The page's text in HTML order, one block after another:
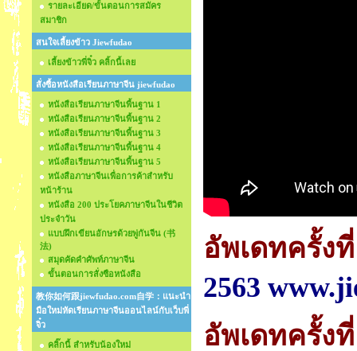
รายละเอียด/ขั้นตอนการสมัคร
สมาชิก
สนใจเลี้ยงข้าว Jiewfudao
เลี้ยงข้าวพี่จิ๋ว คลิ้กนี้เลย
สั่งซื้อหนังสือเรียนภาษาจีน jiewfudao
หนังสือเรียนภาษาจีนพื้นฐาน 1
หนังสือเรียนภาษาจีนพื้นฐาน 2
หนังสือเรียนภาษาจีนพื้นฐาน 3
หนังสือเรียนภาษาจีนพื้นฐาน 4
หนังสือเรียนภาษาจีนพื้นฐาน 5
หนังสือภาษาจีนเพื่อการค้าสำหรับ
หน้าร้าน
หนังสือ 200 ประโยคภาษาจีนในชีวิต
ประจำวัน
แบบฝึกเขียนอักษรด้วยพู่กันจีน (书
法)
สมุดคัดคำศัพท์ภาษาจีน
ขั้นตอนการสั่งซือหนังสือ
教你如何跟jiewfudao.com自学：แนะนำ
มือใหม่หัดเรียนภาษาจีนออนไลน์กับเว็บพี่
จิ๋ว
คลิ๊กนี้ สำหรับน้องใหม่
อัพเดทครั้ง
2563
อัพเดทครั้ง